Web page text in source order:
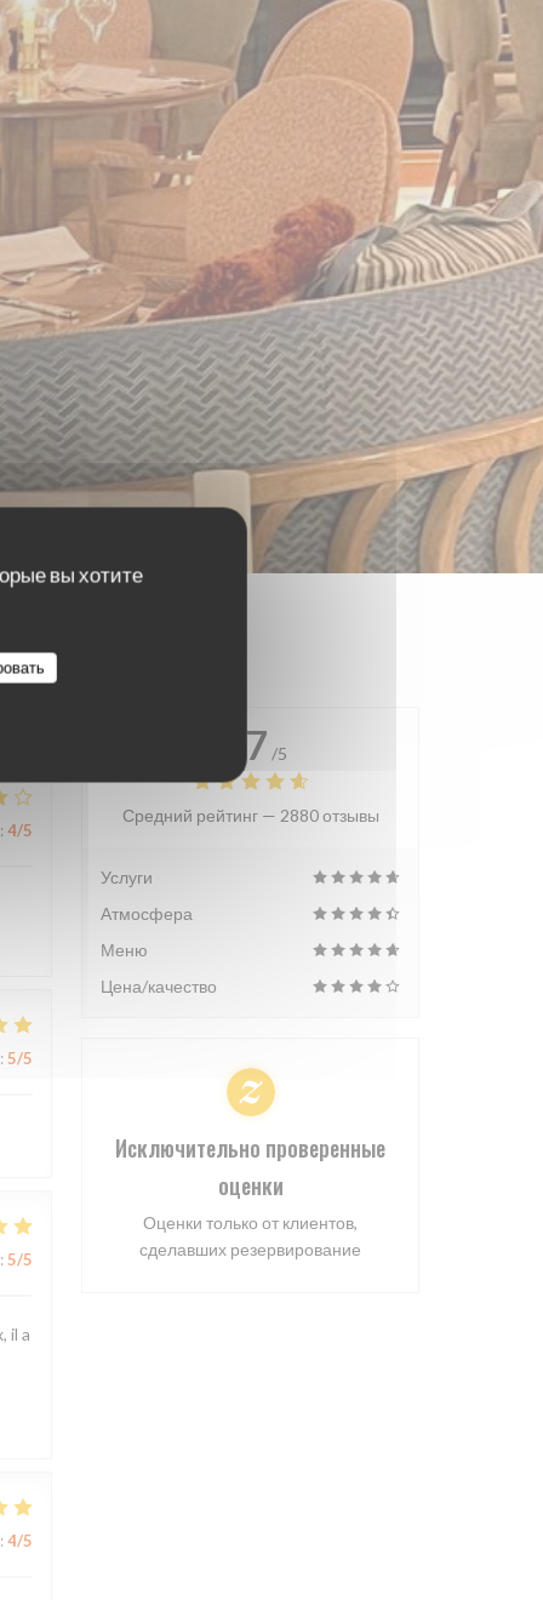
вы хотите
: 4/5
:5/5
: 5/5
il a
: 4/5
4.7 /5
Средний рейтинг — 2880 отзывы
Услуги
Атмосфера
Меню
Цена/качество
Исключительно проверенные
оценки
Оценки только от клиентов,
сделавших резервирование